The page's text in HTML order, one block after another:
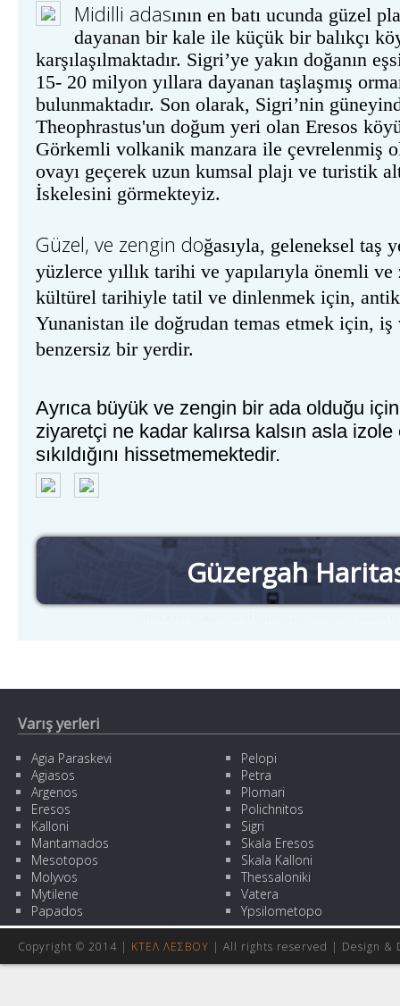
Midilli adasının en batı ucunda güzel
dayanan bir kale ile küçük bir balıkçı
karşılaşılmaktadır. Sigri’ye yakın doğanın
15- 20 milyon yıllara dayanan taşlaşmış
bulunmaktadır. Son olarak, Sigri’nin
Theophrastus'un doğum yeri olan Eresos
Görkemli volkanik manzara ile çevrelenmiş
ovayı geçerek uzun kumsal plajı ve turistik
İskelesini görmekteyiz.
Güzel, ve zengin doğasıyla, geleneksel taş
yüzlerce yıllık tarihi ve yapılarıyla önemli
kültürel tarihiyle tatil ve dinlenmek için,
Yunanistan ile doğrudan temas etmek için, iş
benzersiz bir yerdir.
Ayrıca büyük ve zengin bir ada olduğu
ziyaretçi ne kadar kalırsa kalsın asla
sıkıldığını hissetmemektedir.
Güzergah
Varış yerleri
Agia Paraskevi
Agiasos
Argenos
Eresos
Kalloni
Mantamados
Mesotopos
Molyvos
Mytilene
Papados
Pelopi
Petra
Plomari
Polichnitos
Sigri
Skala Eresos
Skala Kalloni
Thessaloniki
Vatera
Ypsilometopo
Copyright © 2014 | ΚΤΕΛ ΛΕΣΒΟΥ | All rights reserved | Design &